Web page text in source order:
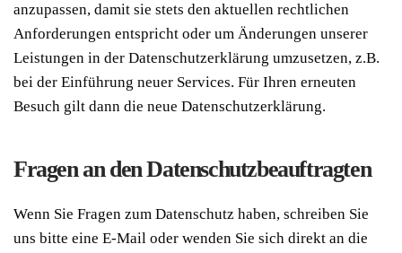
anzupassen, damit sie stets den aktuellen rechtlichen
Anforderungen entspricht oder um Änderungen unserer
Leistungen in der Datenschutzerklärung umzusetzen, z.B.
bei der Einführung neuer Services. Für Ihren erneuten
Besuch gilt dann die neue Datenschutzerklärung.
Fragen an den Datenschutzbeauftragten
Wenn Sie Fragen zum Datenschutz haben, schreiben Sie
uns bitte eine E-Mail oder wenden Sie sich direkt an die